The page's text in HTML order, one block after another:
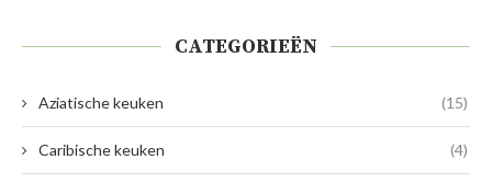
CATEGORIEËN
Aziatische keuken (15)
Caribische keuken (4)